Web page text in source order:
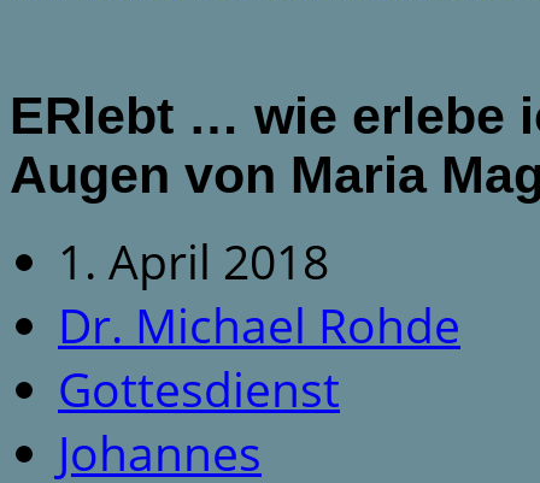
ERlebt … wie erlebe
Augen von Maria
1. April 2018
Dr. Michael Rohde
Gottesdienst
Johannes